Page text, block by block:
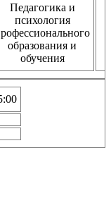
Педагогика и
психология
образования и
обучения